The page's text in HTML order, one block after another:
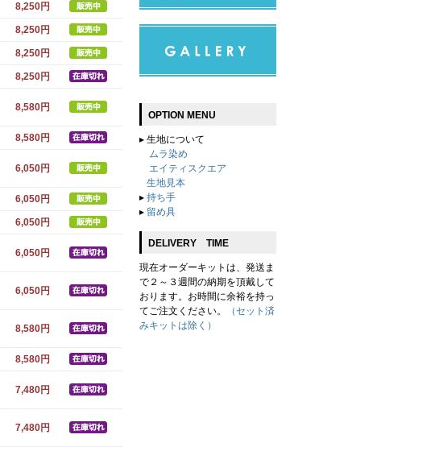
8,250円
8,250円
8,250円
8,250円
8,580円
8,580円
6,050円
6,050円
6,050円
6,050円
6,050円
8,580円
8,580円
7,480円
7,480円
OPTION MENU
▸ 生地について
ムラ染め
エイティスクエア
生地見本
▸ 持ち手
▸ 留め具
DELIVERY TIME
現在オーダーキットは、発送ま
で２～３週間の納期を頂戴して
おります。お時間に余裕を持っ
てご注文ください。
（セット済
みキットは除く）